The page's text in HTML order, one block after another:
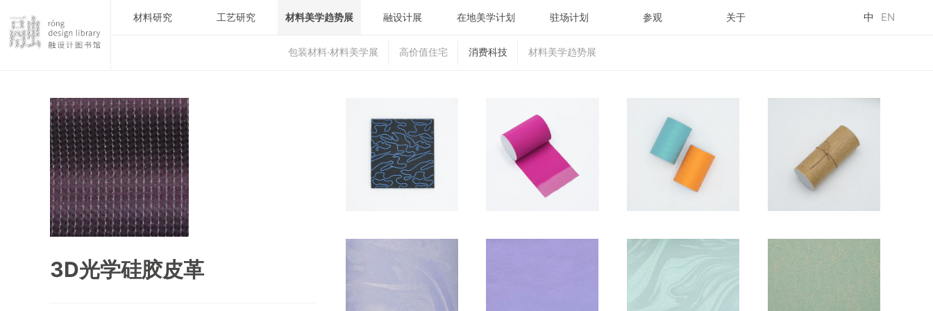
材料研究 工艺研究 材料美学趋势展
包装材料·材料美学展 高价值住宅 消费科技 材料美学趋势展
融设计展 在地美学计划 驻场计划 参观 关于 中 EN
3D光学硅胶皮革